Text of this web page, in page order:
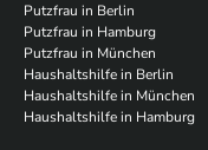
Putzfrau in Berlin
Putzfrau in Hamburg
Putzfrau in München
Haushaltshilfe in Berlin
Haushaltshilfe in München
Haushaltshilfe in Hamburg